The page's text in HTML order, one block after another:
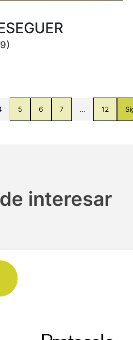
5 6 7 … 12
interesar